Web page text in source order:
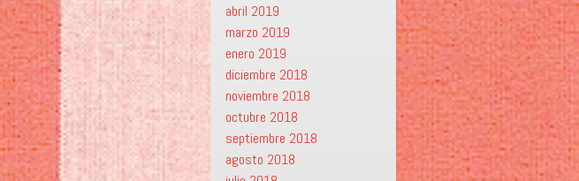
abril 2019
marzo 2019
enero 2019
diciembre 2018
noviembre 2018
octubre 2018
septiembre 2018
agosto 2018